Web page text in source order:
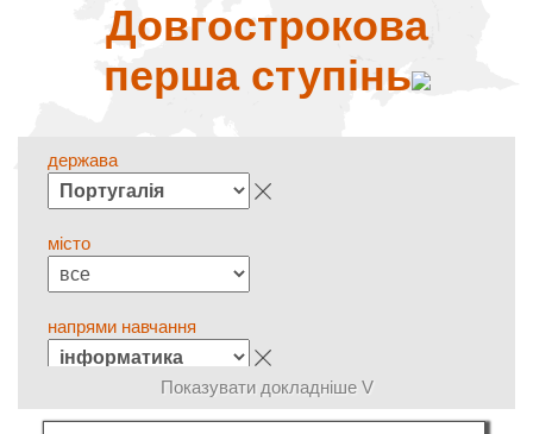
Довгострокова
перша ступінь
держава
місто
напрями навчання
мова навчання
Показувати докладніше V